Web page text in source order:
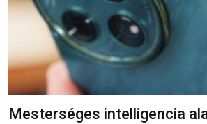
Mesterséges intelligencia